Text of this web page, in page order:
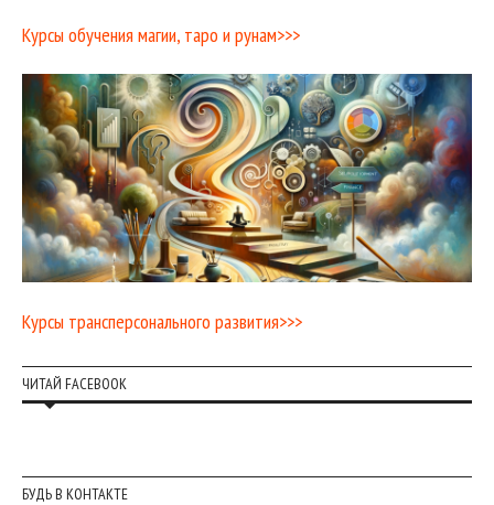
Курсы обучения магии, таро и рунам>>>
Курсы трансперсонального развития>>>
ЧИТАЙ FACEBOOK
БУДЬ В КОНТАКТЕ